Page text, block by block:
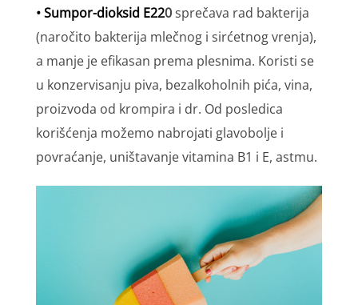
• Sumpor-dioksid E220sprečava rad bakterija
(naročito bakterija mlečnog i sirćetnog vrenja),
a manje je efikasan prema plesnima. Koristi se
u konzervisanju piva, bezalkoholnih pića, vina,
proizvoda od krompira i dr. Od posledica
korišćenja možemo nabrojati glavobolje i
povraćanje, uništavanje vitamina B1 i E, astmu.